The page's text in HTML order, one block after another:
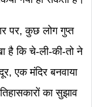
पर, कुछ लोग गुप्त
है कि चे-ली-की-तो ने
एक मंदिर बनवाया
का सुझाव